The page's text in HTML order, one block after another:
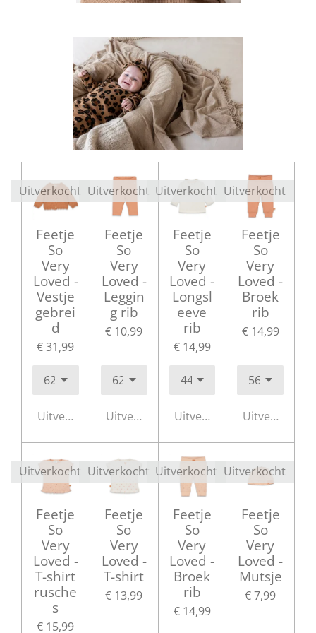
Uitverkocht
Feetje
So
Very
Loved -
Vestje
gebrei
d
€ 31,99
Uitverkocht
Uitverkocht
Feetje
So
Very
Loved -
Leggin
g rib
€ 10,99
Uitverkocht
Uitverkocht
Feetje
So
Very
Loved -
Longsl
eeve
rib
€ 14,99
Uitverkocht
Uitverkocht
Feetje
So
Very
Loved -
Broek
rib
€ 14,99
Uitverkocht
Uitverkocht
Feetje
So
Very
Loved -
T-shirt
rusche
s
€ 15,99
Uitverkocht
Feetje
So
Very
Loved -
T-shirt
€ 13,99
Uitverkocht
Feetje
So
Very
Loved -
Broek
rib
€ 14,99
Uitverkocht
Feetje
So
Very
Loved -
Mutsje
€ 7,99